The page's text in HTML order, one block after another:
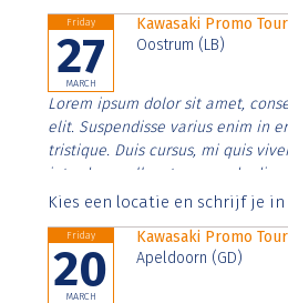
Friday
27
MARCH
Kawasaki Promo Tour
Oostrum (LB)
Lorem ipsum dolor sit amet,
elit. Suspendisse varius enim in
tristique. Duis cursus, mi quis
interdum nulla, ut commodo
Aenean faucibus nibh et justo
Kies een locatie en schrijf je
Friday
20
MARCH
Kawasaki Promo Tour
Apeldoorn (GD)